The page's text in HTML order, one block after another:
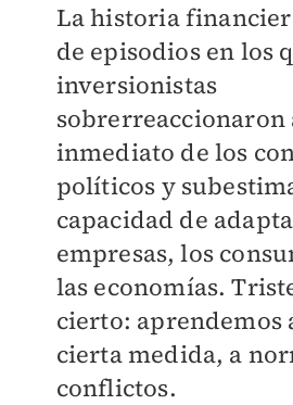
La historia
de episodios en los
inversionistas
sobrerreaccionaron
inmediato de los
políticos y
capacidad de
empresas, los
las economías.
cierto: aprendemos
cierta medida, a
conflictos.